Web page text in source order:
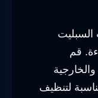
السبليت
قم
لتنظيف